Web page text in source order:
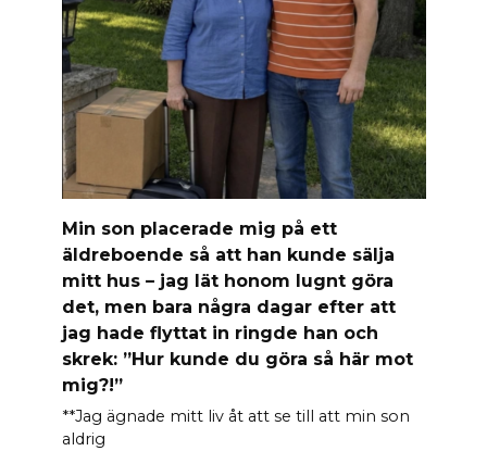
Min son placerade mig på ett
äldreboende så att han kunde sälja
mitt hus – jag lät honom lugnt göra
det, men bara några dagar efter att
jag hade flyttat in ringde han och
skrek: ”Hur kunde du göra så här mot
mig?!”
**Jag ägnade mitt liv åt att se till att min son
aldrig